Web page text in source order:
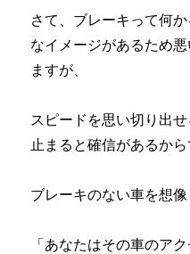
さて、ブレーキって何
なイメージがあるため
ますが、
スピードを思い切り出
止まると確信があるから
ブレーキのない車を想像
「あなたはその車のア